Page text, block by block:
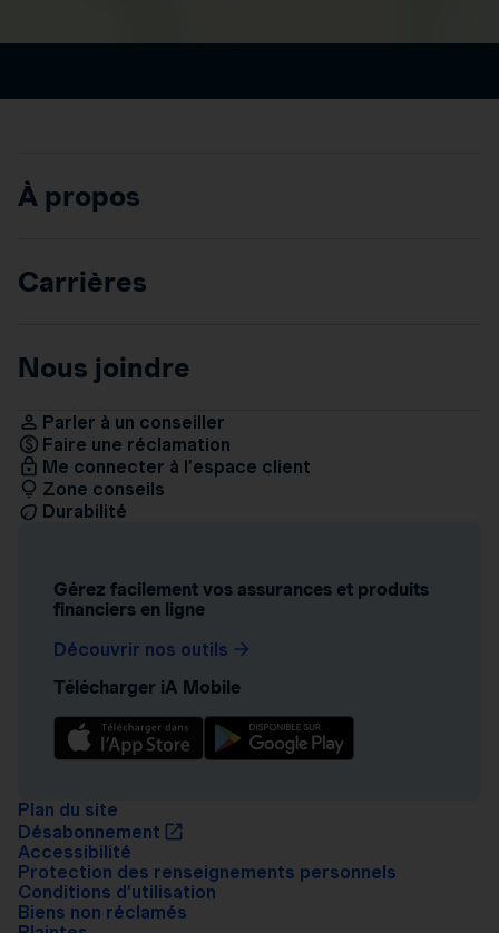
À propos
Carrières
Nous joindre
Parler à un conseiller
Faire une réclamation
Me connecter à l’espace client
Zone conseils
Durabilité
Gérez facilement vos assurances et produits
financiers en ligne
Découvrir nos outils
Télécharger iA Mobile
Plan du site
Désabonnement
Accessibilité
Protection des renseignements personnels
Conditions d’utilisation
Biens non réclamés